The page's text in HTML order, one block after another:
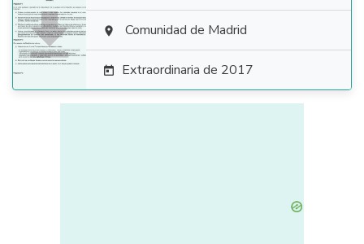
  Comunidad de Madrid
 Extraordinaria de 2017